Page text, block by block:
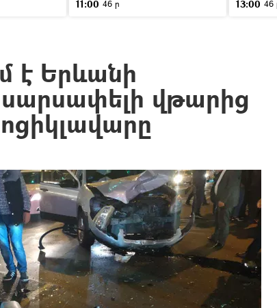
11:00 46 ր 13:00 46
է Երևանի
սարսափելի վթարից